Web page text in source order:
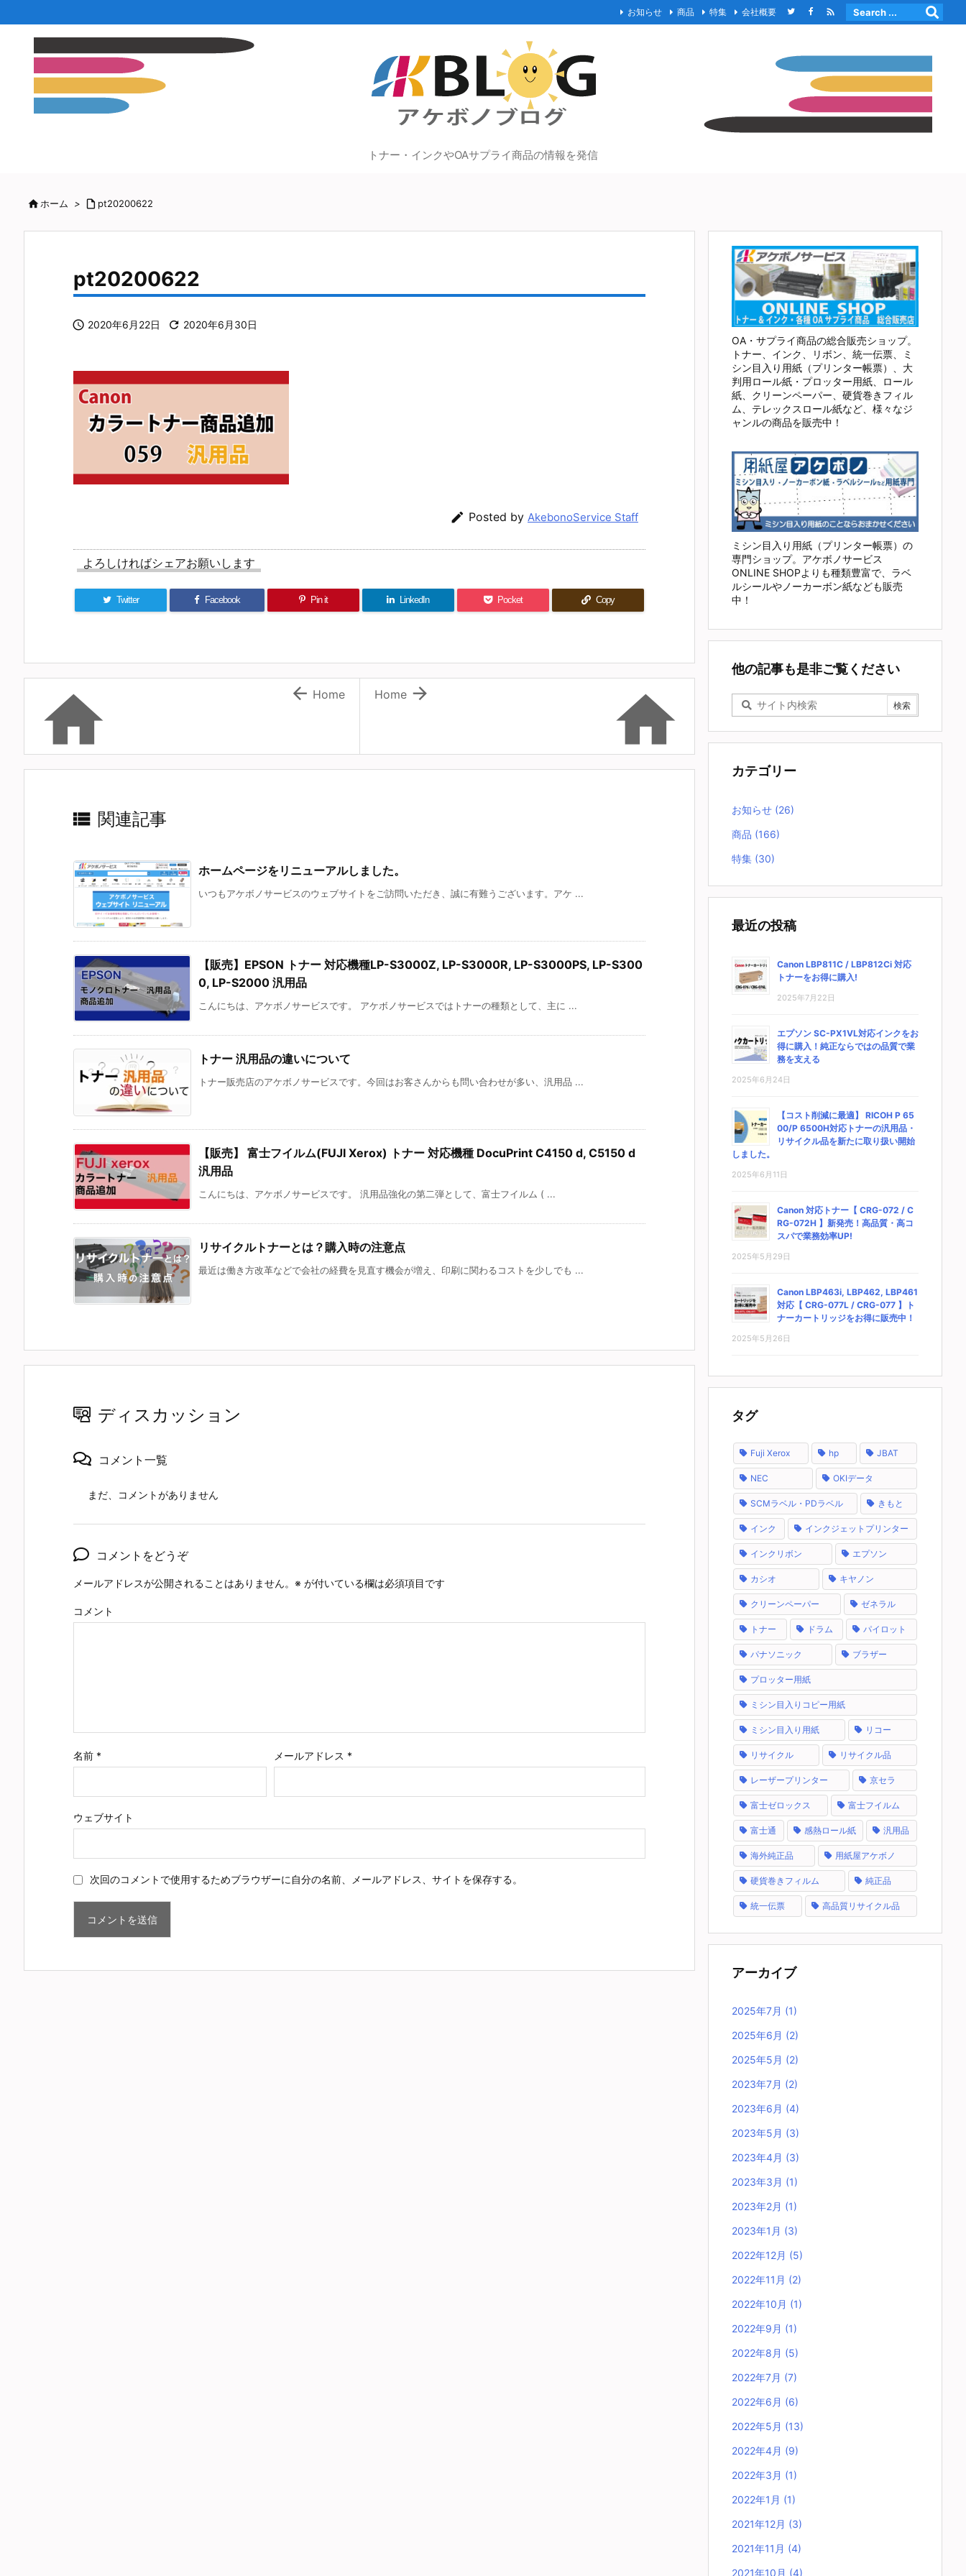
お知らせ 商品 特集 会社概要 
トナー・インクやOAサプライ商品の情報を発信
ホーム >  pt20200622
pt20200622
 2020年6月22日  2020年6月30日
 Posted by AkebonoService Staff
よろしければシェアお願いします
Twitter Facebook Pin it LinkedIn Pocket Copy


Home
  Home
 関連記事
ホームページをリニューアルしました。
いつもアケボノサービスのウェブサイトをご訪問いただき、誠に有難うございます。アケ ...
【販売】EPSON トナー 対応機種LP-S3000Z, LP-S3000R, LP-S3000PS, LP-S300
0, LP-S2000 汎用品
こんにちは、アケボノサービスです。 アケボノサービスではトナーの種類として、主に ...
トナー 汎用品の違いについて
トナー販売店のアケボノサービスです。今回はお客さんからも問い合わせが多い、汎用品 ...
【販売】 富士フイルム(FUJI Xerox) トナー 対応機種 DocuPrint C4150 d, C5150 d
汎用品
こんにちは、アケボノサービスです。 汎用品強化の第二弾として、富士フイルム ( ...
リサイクルトナーとは？購入時の注意点
最近は働き方改革などで会社の経費を見直す機会が増え、印刷に関わるコストを少しでも ...
ディスカッション
コメント一覧
まだ、コメントがありません
コメントをどうぞ
メールアドレスが公開されることはありません。 ※ が付いている欄は必須項目です
コメント
名前 * メールアドレス *
ウェブサイト
次回のコメントで使用するためブラウザーに自分の名前、メールアドレス、サイトを保存する。
OA・サプライ商品の総合販売ショップ。
トナー、インク、リボン、統一伝票、ミ
シン目入り用紙（プリンター帳票）、大
判用ロール紙・プロッター用紙、ロール
紙、クリーンペーパー、硬貨巻きフィル
ム、テレックスロール紙など、様々なジ
ャンルの商品を販売中！
ミシン目入り用紙（プリンター帳票）の
専門ショップ。アケボノサービス
ONLINE SHOPよりも種類豊富で、ラベ
ルシールやノーカーボン紙なども販売
中！
他の記事も是非ご覧ください
カテゴリー
お知らせ (26)
商品 (166)
特集 (30)
最近の投稿
Canon LBP811C / LBP812Ci 対応
トナーをお得に購入!
2025年7月22日
エプソン SC-PX1VL対応インクをお
得に購入！純正ならではの品質で業
務を支える
2025年6月24日
【コスト削減に最適】 RICOH P 65
00/P 6500H対応トナーの汎用品・
リサイクル品を新たに取り扱い開始
しました。
2025年6月11日
Canon 対応トナー【 CRG-072 / C
RG-072H 】新発売！高品質・高コ
スパで業務効率UP!
2025年5月29日
Canon LBP463i, LBP462, LBP461
対応【 CRG-077L / CRG-077 】ト
ナーカートリッジをお得に販売中！
2025年5月26日
タグ
Fuji Xerox hp JBAT
NEC OKIデータ
SCMラベル・PDラベル きもと
インク インクジェットプリンター
インクリボン エプソン
カシオ キヤノン
クリーンペーパー ゼネラル
トナー ドラム パイロット
パナソニック ブラザー
プロッター用紙
ミシン目入りコピー用紙
ミシン目入り用紙 リコー
リサイクル リサイクル品
レーザープリンター 京セラ
富士ゼロックス 富士フイルム
富士通 感熱ロール紙 汎用品
海外純正品 用紙屋アケボノ
硬貨巻きフィルム 純正品
統一伝票 高品質リサイクル品
アーカイブ
2025年7月 (1)
2025年6月 (2)
2025年5月 (2)
2023年7月 (2)
2023年6月 (4)
2023年5月 (3)
2023年4月 (3)
2023年3月 (1)
2023年2月 (1)
2023年1月 (3)
2022年12月 (5)
2022年11月 (2)
2022年10月 (1)
2022年9月 (1)
2022年8月 (5)
2022年7月 (7)
2022年6月 (6)
2022年5月 (13)
2022年4月 (9)
2022年3月 (1)
2022年1月 (1)
2021年12月 (3)
2021年11月 (4)
2021年10月 (4)